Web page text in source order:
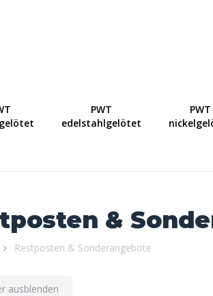
PWT
edelstahlgelötet
PWT
&
Restposten & Sonderangebote
ausblenden